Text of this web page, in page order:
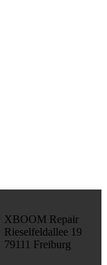
XBOOM Repair
Rieselfeldallee 19
79111 Freiburg